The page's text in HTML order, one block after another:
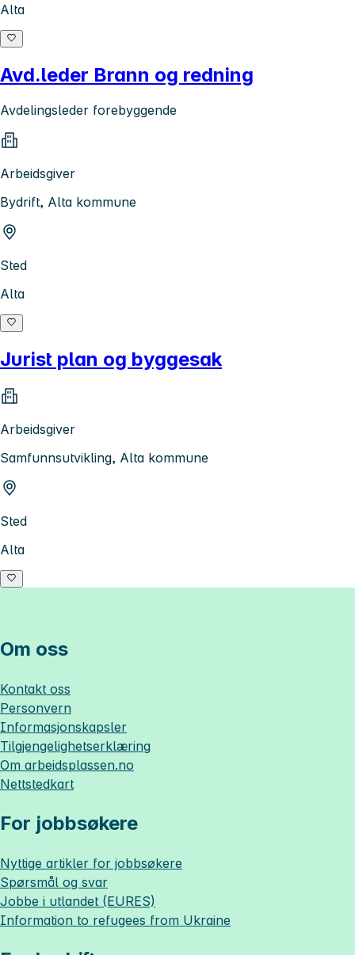
Alta
Avd.leder Brann og redning
Avdelingsleder forebyggende
Arbeidsgiver
Bydrift, Alta kommune
Sted
Alta
Jurist plan og byggesak
Arbeidsgiver
Samfunnsutvikling, Alta kommune
Sted
Alta
Om oss
Kontakt oss
Personvern
Informasjonskapsler
Tilgjengelighetserklæring
Om arbeidsplassen.no
Nettstedkart
For jobbsøkere
Nyttige artikler for jobbsøkere
Spørsmål og svar
Jobbe i utlandet (EURES)
Information to refugees from Ukraine